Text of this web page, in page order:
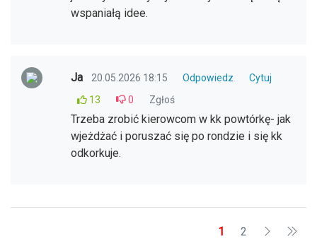
wspaniałą idee.
Ja 20.05.2026 18:15 Odpowiedz
Cytuj
13
0 Zgłoś
Trzeba zrobić kierowcom w kk powtórkę- jak
wjeżdżać i poruszać się po rondzie i się kk
odkorkuje.
1 2